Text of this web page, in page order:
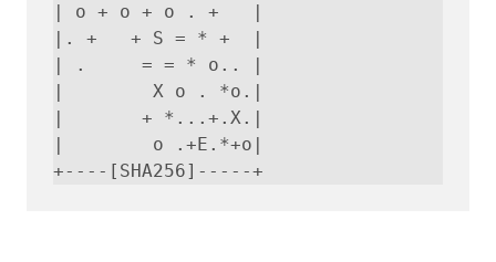
| o + o + o . +   |
|. +   + S = * +  |
| .     = = * o.. |
|        X o . *o.|
|       + *...+.X.|
|        o .+E.*+o|
+----[SHA256]-----+